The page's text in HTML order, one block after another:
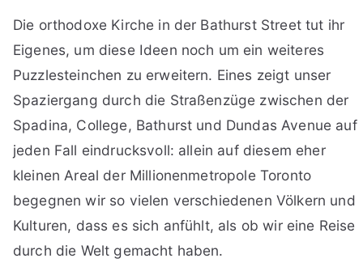
Die orthodoxe Kirche in der Bathurst Street tut ihr
Eigenes, um diese Ideen noch um ein weiteres
Puzzlesteinchen zu erweitern. Eines zeigt unser
Spaziergang durch die Straßenzüge zwischen der
Spadina, College, Bathurst und Dundas Avenue auf
jeden Fall eindrucksvoll: allein auf diesem eher
kleinen Areal der Millionenmetropole Toronto
begegnen wir so vielen verschiedenen Völkern und
Kulturen, dass es sich anfühlt, als ob wir eine Reise
durch die Welt gemacht haben.